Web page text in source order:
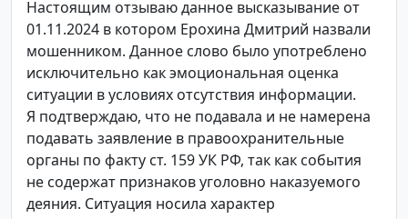
Настоящим отзываю данное высказывание от
01.11.2024 в котором Ерохина Дмитрий назвали
мошенником. Данное слово было употреблено
исключительно как эмоциональная оценка
ситуации в условиях отсутствия информации.
Я подтверждаю, что не подавала и не намерена
подавать заявление в правоохранительные
органы по факту ст. 159 УК РФ, так как события
не содержат признаков уголовно наказуемого
деяния. Ситуация носила характер